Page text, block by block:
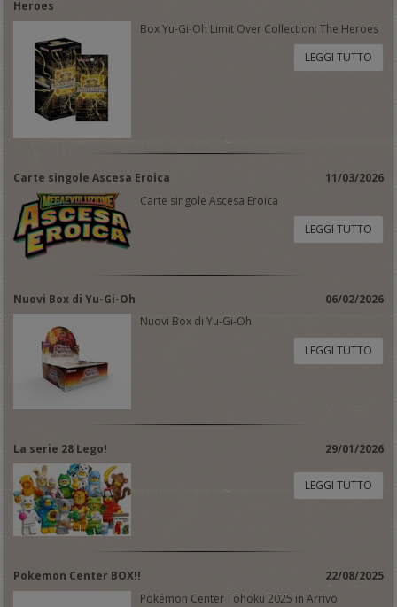
Heroes
Box Yu-Gi-Oh Limit Over Collection: The Heroes
LEGGI TUTTO
Carte singole Ascesa Eroica
11/03/2026
Carte singole Ascesa Eroica
LEGGI TUTTO
Nuovi Box di Yu-Gi-Oh
06/02/2026
Nuovi Box di Yu-Gi-Oh
LEGGI TUTTO
La serie 28 Lego! 29/01/2026
LEGGI TUTTO
Pokemon Center BOX!!
22/08/2025
Pokémon Center Tōhoku 2025 in Arrivo